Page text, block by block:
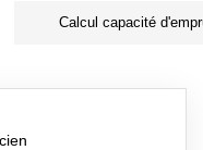
Calcul capacité